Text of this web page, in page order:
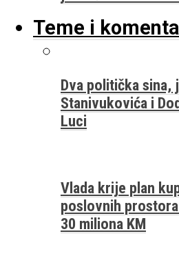
Teme i
Dva politička sina,
Stanivukovića i
Luci
Vlada krije plan
poslovnih
30 miliona KM